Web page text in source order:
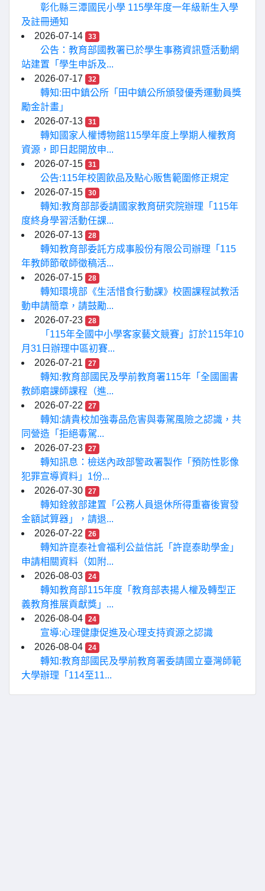
彰化縣三潭國民小學 115學年度一年級新生入學
及註冊通知
2026-07-14
33
公告：教育部國教署已於學生事務資訊暨活動網
站建置「學生申訴及...
2026-07-17
32
轉知:田中鎮公所「田中鎮公所頒發優秀運動員獎
勵金計畫」
2026-07-13
31
轉知國家人權博物館115學年度上學期人權教育
資源，即日起開放申...
2026-07-15
31
公告:115年校園飲品及點心販售範圍修正規定
2026-07-15
30
轉知:教育部部委請國家教育研究院辦理「115年
度終身學習活動任課...
2026-07-13
28
轉知教育部委託方成事股份有限公司辦理「115
年教師節敬師徵稿活...
2026-07-15
28
轉知環境部《生活惜食行動課》校園課程試教活
動申請簡章，請鼓勵...
2026-07-23
28
「115年全國中小學客家藝文競賽」訂於115年10
月31日辦理中區初賽...
2026-07-21
27
轉知:教育部國民及學前教育署115年「全國圖書
教師磨課師課程（進...
2026-07-22
27
轉知:請貴校加強毒品危害與毒駕風險之認識，共
同營造「拒絕毒駕...
2026-07-23
27
轉知訊息：檢送內政部警政署製作「預防性影像
犯罪宣導資料」1份...
2026-07-30
27
轉知銓敘部建置「公務人員退休所得重審後實發
金額試算器」，請退...
2026-07-22
26
轉知許崑泰社會福利公益信託「許崑泰助學金」
申請相關資料（如附...
2026-08-03
24
轉知教育部115年度「教育部表揚人權及轉型正
義教育推展貢獻獎」...
2026-08-04
24
宣導:心理健康促進及心理支持資源之認識
2026-08-04
24
轉知:教育部國民及學前教育署委請國立臺灣師範
大學辦理「114至11...